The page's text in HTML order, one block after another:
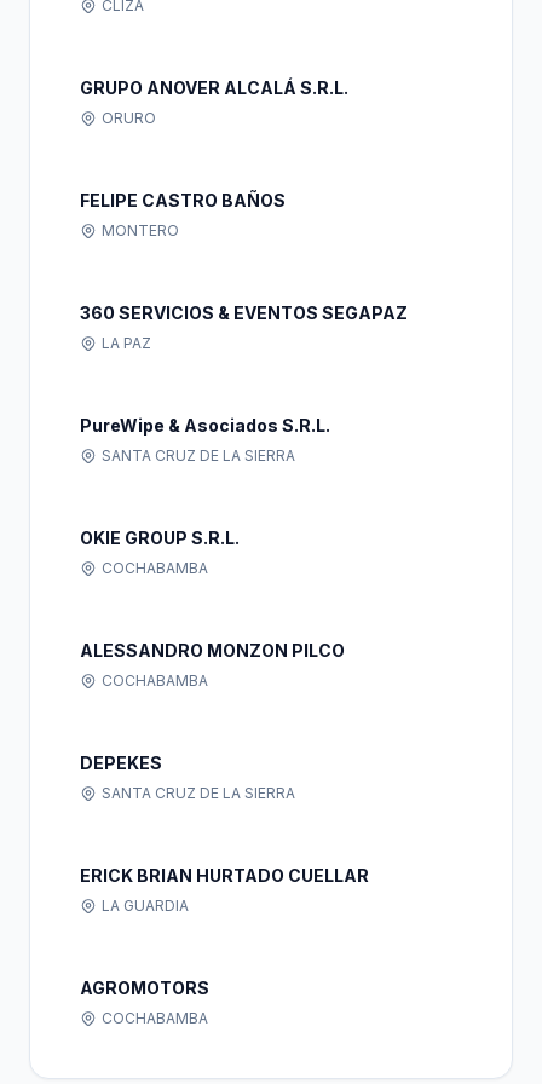
CLIZA
GRUPO ANOVER ALCALÁ S.R.L.
ORURO
FELIPE CASTRO BAÑOS
MONTERO
360 SERVICIOS & EVENTOS SEGAPAZ
LA PAZ
PureWipe & Asociados S.R.L.
SANTA CRUZ DE LA SIERRA
OKIE GROUP S.R.L.
COCHABAMBA
ALESSANDRO MONZON PILCO
COCHABAMBA
DEPEKES
SANTA CRUZ DE LA SIERRA
ERICK BRIAN HURTADO CUELLAR
LA GUARDIA
AGROMOTORS
COCHABAMBA